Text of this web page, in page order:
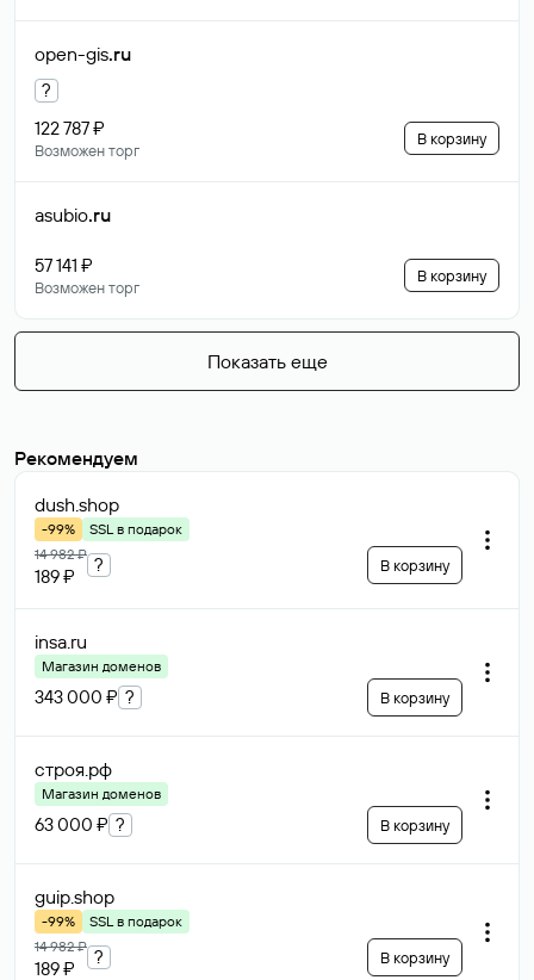
open-gis.ru
?
122 787 ₽
Возможен торг
В корзину
asubio.ru
57 141 ₽
Возможен торг
В корзину
Показать еще
Рекомендуем
dush.shop
-99%
SSL в подарок
14 982 ₽
189 ₽
? В корзину
insa.ru
Магазин доменов
343 000 ₽ ? В корзину
строя.рф
Магазин доменов
63 000 ₽ ? В корзину
guip.shop
-99%
SSL в подарок
14 982 ₽
189 ₽
? В корзину